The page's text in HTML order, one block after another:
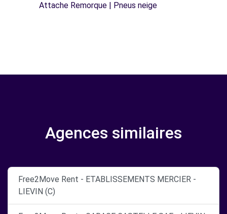
Attache Remorque | Pneus neige
Agences similaires
Free2Move Rent - ETABLISSEMENTS MERCIER -
LIEVIN (C)